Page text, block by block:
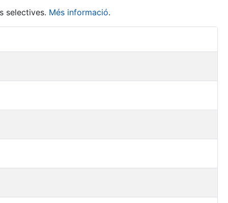
selectives. Més informació.
Accions